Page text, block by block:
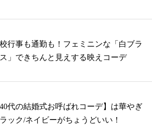
行事も通勤も！フェミニンな「白ブラ
」できちんと見えする映えコーデ
40代の結婚式お呼ばれコーデ】は華やぎ
ック/ネイビーがちょうどいい！